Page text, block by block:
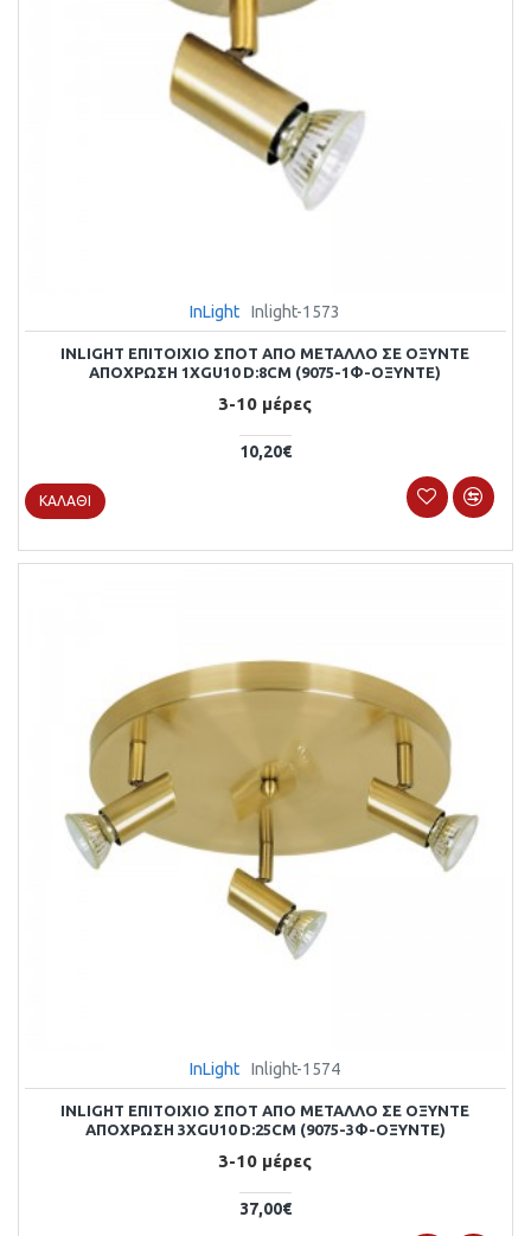
InLight Inlight-1573
INLIGHT ΕΠΙΤΟΊΧΙΟ ΣΠΟΤ ΑΠΌ ΜΈΤΑΛΛΟ ΣΕ ΟΞΥΝΤΈ
ΑΠΌΧΡΩΣΗ 1XGU10 D:8CM (9075-1Φ-ΟΞΥΝΤΈ)
3-10 μέρες
10,20€
ΚΑΛΆΘΙ
InLight Inlight-1574
INLIGHT ΕΠΙΤΟΊΧΙΟ ΣΠΟΤ ΑΠΌ ΜΈΤΑΛΛΟ ΣΕ ΟΞΥΝΤΈ
ΑΠΌΧΡΩΣΗ 3XGU10 D:25CM (9075-3Φ-ΟΞΥΝΤΈ)
3-10 μέρες
37,00€